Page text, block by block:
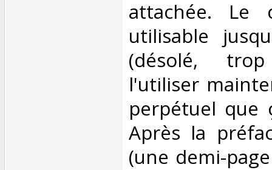
attachée. Le
utilisable
(désolé,
l'utiliser
perpétuel que
Après la
(une demi-